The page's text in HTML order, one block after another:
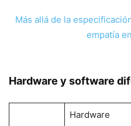
Más allá de la
empatía
Hardware y software
Hardware